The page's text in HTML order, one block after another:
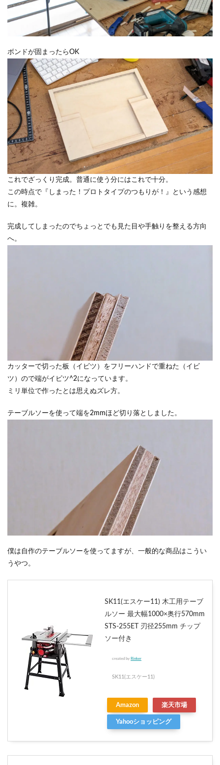
ボンドが固まったらOK
これでざっくり完成。普通に使う分にはこれで十分。
この時点で『しまった！プロトタイプのつもりが！』という感想
に。複雑。
完成してしまったのでちょっとでも見た目や手触りを整える方向
へ。
カッターで切った板（イビツ）をフリーハンドで重ねた（イビ
ツ）ので端がイビツ^2になっています。
ミリ単位で作ったとは思えぬズレ方。
テーブルソーを使って端を2mmほど切り落としました。
僕は自作のテーブルソーを使ってますが、一般的な商品はこうい
うやつ。
SK11(エスケー11) 木工用テーブ
ルソー 最大幅1000×奥行570mm
STS-255ET 刃径255mm チップ
ソー付き
created by Rinker
SK11(エスケー11)
Amazon 楽天市場
Yahooショッピング